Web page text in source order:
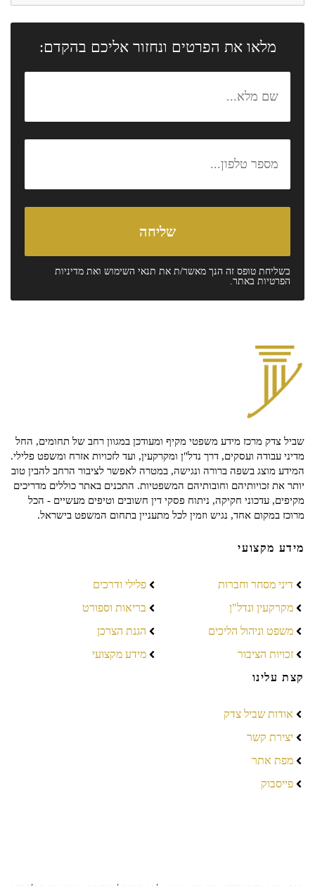
מלאו את הפרטים ונחזור אליכם בהקדם:
בשליחת טופס זה הנך מאשר/ת את תנאי השימוש ואת מדיניות
הפרטיות באתר.
שביל צדק מרכז מידע משפטי מקיף ומעודכן במגוון רחב של תחומים, החל
מדיני עבודה ועסקים, דרך נדל"ן ומקרקעין, ועד לזכויות אזרח ומשפט פלילי.
המידע מוצג בשפה ברורה ונגישה, במטרה לאפשר לציבור הרחב להבין טוב
יותר את זכויותיהם וחובותיהם המשפטיות. התכנים באתר כוללים מדריכים
מקיפים, עדכוני חקיקה, ניתוח פסקי דין חשובים וטיפים מעשיים - הכל
מרוכז במקום אחד, נגיש וזמין לכל מתעניין בתחום המשפט בישראל.
מידע מקצועי
דיני מסחר וחברות
מקרקעין ונדל"ן
משפט וניהול הליכים
זכויות הציבור
פלילי ודרכים
בריאות וספורט
הגנת הצרכן
מידע מקצועי
קצת עלינו
אודות שביל צדק
יצירת קשר
מפת אתר
פייסבוק